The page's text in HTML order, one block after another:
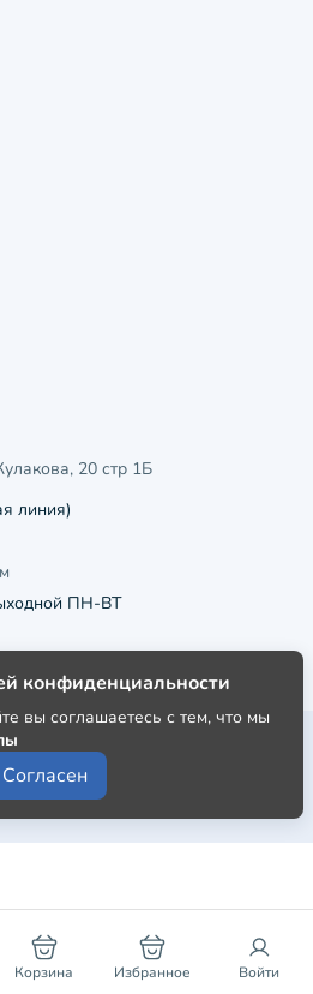
Корзина Избранное Войти
20 стр 1Б
линия)
ПН-ВТ
конфиденциальности
вы соглашаетесь с тем, что мы
Согласен